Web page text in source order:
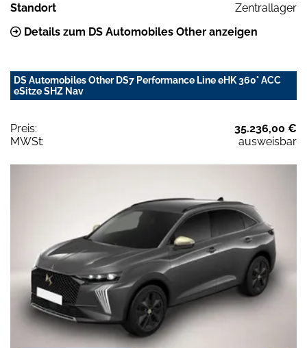
Standort
Zentrallager
Details zum DS Automobiles Other anzeigen
DS Automobiles Other DS7 Performance Line eHK 360° ACC
eSitze SHZ Nav
Preis:
35.236,00 €
MWSt:
ausweisbar